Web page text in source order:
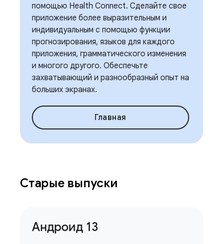
помощью Health Connect. Сделайте свое
приложение более выразительным и
индивидуальным с помощью функции
прогнозирования, языков для каждого
приложения, грамматического изменения
и многого другого. Обеспечьте
захватывающий и разнообразный опыт на
больших экранах.
Главная
Старые выпуски
Андроид 13